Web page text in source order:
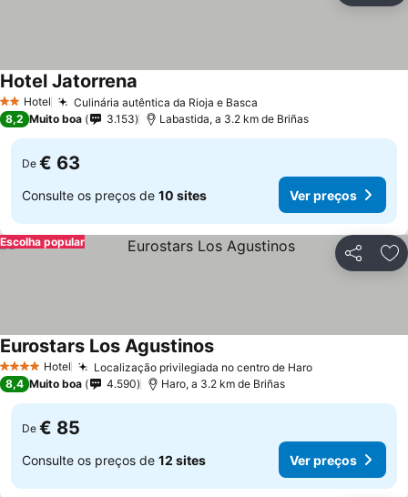
2 Estrelas
Hotel Culinária autêntica da Rioja e Basca
Hotel Jatorrena
8,2 Muito boa 3.153 Labastida, a 3.2 km de Briñas
De € 63
Consulte os preços de 10 sites Ver preços
Partilhar
Escolha popular
4 EstrelasHotel Localização privilegiada no centro de Haro
Eurostars Los Agustinos
8,4 Muito boa 4.590 Haro, a 3.2 km de Briñas
De € 85
Consulte os preços de 12 sites Ver preços